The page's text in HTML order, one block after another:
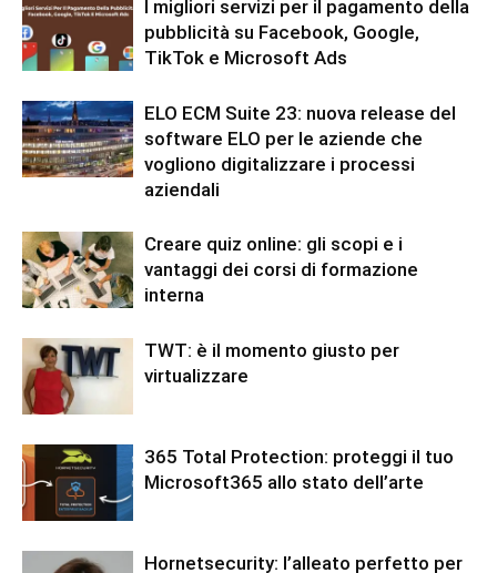
I migliori servizi per il pagamento della
pubblicità su Facebook, Google,
TikTok e Microsoft Ads
ELO ECM Suite 23: nuova release del
software ELO per le aziende che
vogliono digitalizzare i processi
aziendali
Creare quiz online: gli scopi e i
vantaggi dei corsi di formazione
interna
TWT: è il momento giusto per
virtualizzare
365 Total Protection: proteggi il tuo
Microsoft365 allo stato dell’arte
Hornetsecurity: l’alleato perfetto per